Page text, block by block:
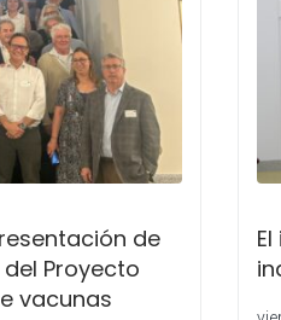
de
Proyecto
vacunas